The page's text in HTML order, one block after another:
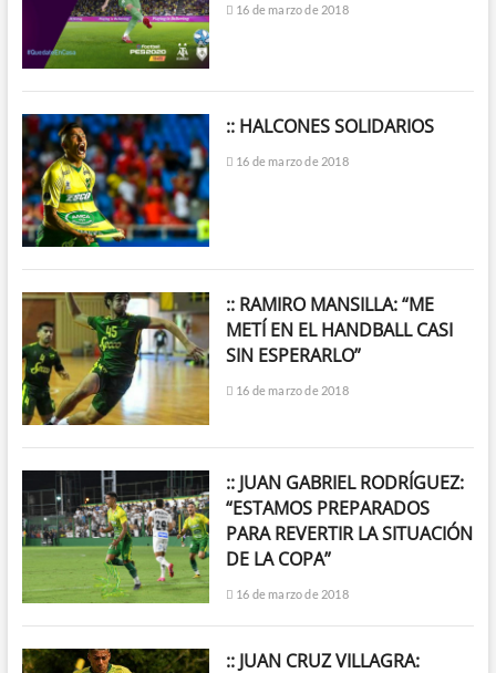
16 de marzo de 2018
:: HALCONES SOLIDARIOS
16 de marzo de 2018
:: RAMIRO MANSILLA: “ME
METÍ EN EL HANDBALL CASI
SIN ESPERARLO”
16 de marzo de 2018
:: JUAN GABRIEL RODRÍGUEZ:
“ESTAMOS PREPARADOS
PARA REVERTIR LA SITUACIÓN
DE LA COPA”
16 de marzo de 2018
:: JUAN CRUZ VILLAGRA: